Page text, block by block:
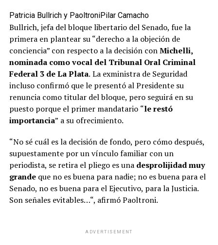
Patricia Bullrich y PaoltroniPilar Camacho
Bullrich, jefa del bloque libertario del Senado, fue la
primera en plantear su “derecho a la objeción de
conciencia” con respecto a la decisión conMichelli,
nominada como vocal del Tribunal Oral Criminal
Federal 3 de La Plata. La exministra de Seguridad
incluso confirmó que le presentó al Presidente su
renuncia como titular del bloque, pero seguirá en su
puesto porque el primer mandatario “le restó
importancia” a su ofrecimiento.
“No sé cuál es la decisión de fondo, pero cómo después,
supuestamente por un vínculo familiar con un
periodista, se retira el pliego es unadesprolijidad muy
grandeque no es buena para nadie; no es buena para el
Senado, no es buena para el Ejecutivo, para la Justicia.
Son señales evitables…“, afirmó Paoltroni.
ADVERTISEMENT